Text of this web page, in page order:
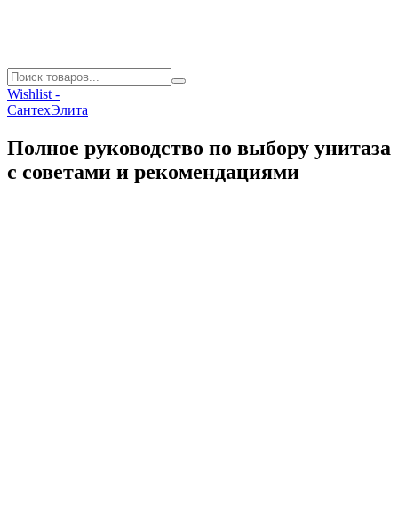
Wishlist -
СантехЭлита
Полное руководство по выбору унитаза
с советами и рекомендациями